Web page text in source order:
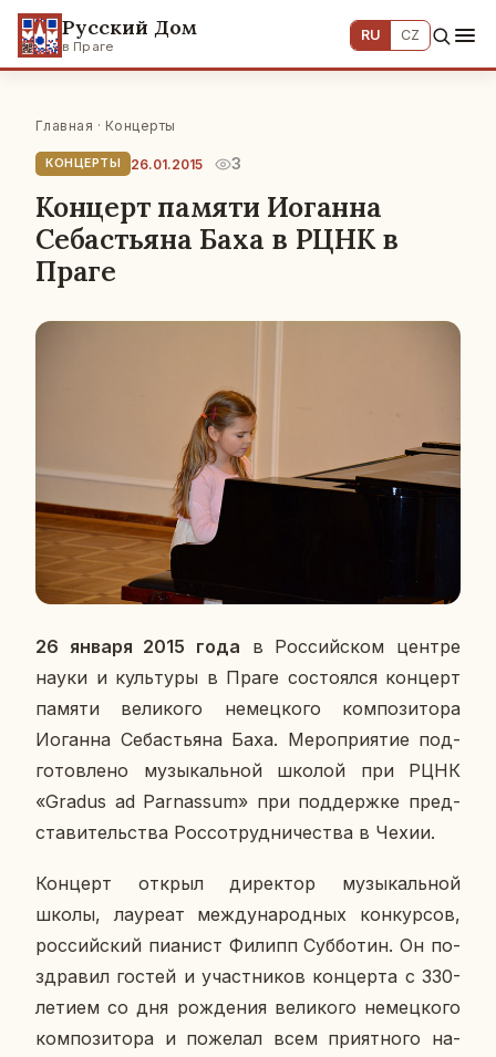
Русский Дом
в Праге
RU CZ
Главная · Концерты
КОНЦЕРТЫ 26.01.2015 3
Концерт памяти Иоганна
Себастьяна Баха в РЦНК в
Праге
26 января 2015 года в Рос­сий­ском центре
науки и куль­ту­ры в Праге со­сто­ял­ся кон­церт
памяти ве­ли­ко­го немец­ко­го ком­по­зи­то­ра
Иоган­на Се­бастья­на Баха. Ме­ро­при­я­тие под­
го­тов­ле­но му­зы­каль­ной школой при РЦНК
«Gradus ad Parnassum» при под­держ­ке пред­
ста­ви­тель­ства Рос­со­труд­ни­че­ства в Чехии.
Кон­церт открыл ди­рек­тор му­зы­каль­ной
школы, ла­у­ре­ат меж­ду­на­род­ных кон­кур­сов,
рос­сий­ский пи­а­нист Филипп Суб­бо­тин. Он по­
здра­вил гостей и участ­ни­ков кон­цер­та с 330-
летием со дня рож­де­ния ве­ли­ко­го немец­ко­го
ком­по­зи­то­ра и по­же­лал всем при­ят­но­го на­